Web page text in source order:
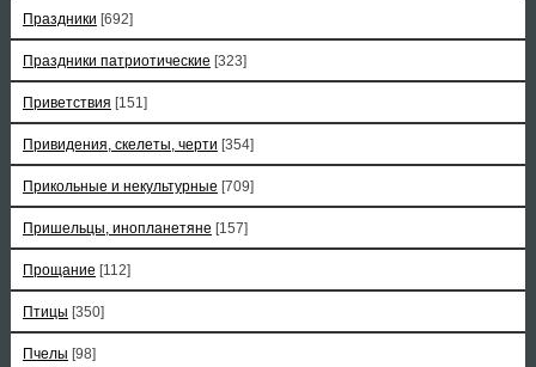
Праздники [692]
Праздники патриотические [323]
Приветствия [151]
Привидения, скелеты, черти [354]
Прикольные и некультурные [709]
Пришельцы, инопланетяне [157]
Прощание [112]
Птицы [350]
Пчелы [98]